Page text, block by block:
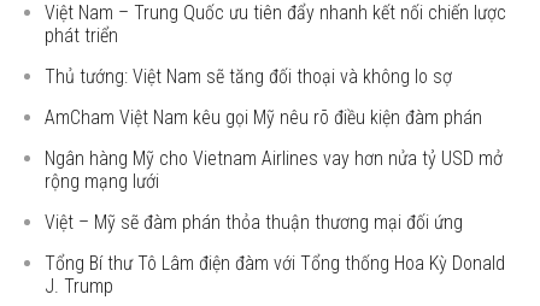
Việt Nam – Trung Quốc ưu tiên đẩy nhanh kết nối chiến lược
phát triển
Thủ tướng: Việt Nam sẽ tăng đối thoại và không lo sợ
AmCham Việt Nam kêu gọi Mỹ nêu rõ điều kiện đàm phán
Ngân hàng Mỹ cho Vietnam Airlines vay hơn nửa tỷ USD mở
rộng mạng lưới
Việt – Mỹ sẽ đàm phán thỏa thuận thương mại đối ứng
Tổng Bí thư Tô Lâm điện đàm với Tổng thống Hoa Kỳ Donald
J. Trump